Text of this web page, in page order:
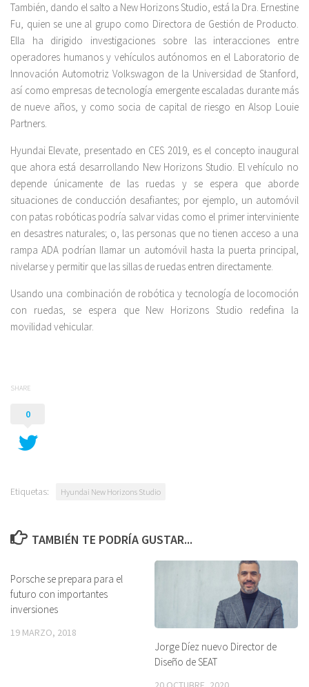
También, dando el salto a New Horizons Studio, está la Dra. Ernestine
Fu, quien se une al grupo como Directora de Gestión de Producto.
Ella ha dirigido investigaciones sobre las interacciones entre
operadores humanos y vehículos autónomos en el Laboratorio de
Innovación Automotriz Volkswagon de la Universidad de Stanford,
así como empresas de tecnología emergente escaladas durante más
de nueve años, y como socia de capital de riesgo en Alsop Louie
Partners.
Hyundai Elevate, presentado en CES 2019, es el concepto inaugural
que ahora está desarrollando New Horizons Studio. El vehículo no
depende únicamente de las ruedas y se espera que aborde
situaciones de conducción desafiantes; por ejemplo, un automóvil
con patas robóticas podría salvar vidas como el primer interviniente
en desastres naturales; o, las personas que no tienen acceso a una
rampa ADA podrían llamar un automóvil hasta la puerta principal,
nivelarse y permitir que las sillas de ruedas entren directamente.
Usando una combinación de robótica y tecnología de locomoción
con ruedas, se espera que New Horizons Studio redefina la
movilidad vehicular.
SHARE
0
Etiquetas: Hyundai New Horizons Studio
TAMBIÉN TE PODRÍA GUSTAR...
Porsche se prepara para el
futuro con importantes
inversiones
19 MARZO, 2018
Jorge Díez nuevo Director de
Diseño de SEAT